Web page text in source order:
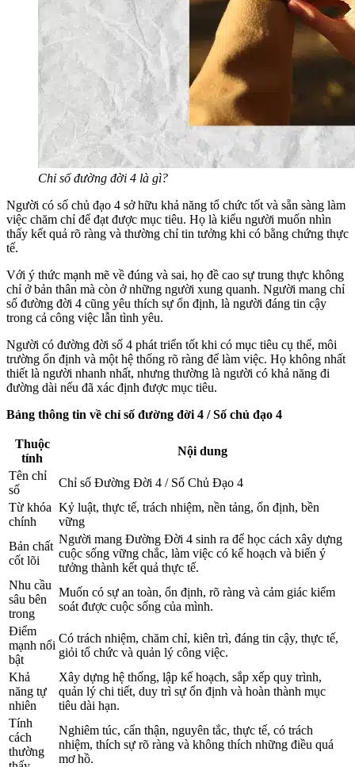
Chỉ số đường đời 4 là gì?
Người có số chủ đạo 4 sở hữu khả năng tổ chức tốt và sẵn sàng làm
việc chăm chỉ để đạt được mục tiêu. Họ là kiểu người muốn nhìn
thấy kết quả rõ ràng và thường chỉ tin tưởng khi có bằng chứng thực
tế.
Với ý thức mạnh mẽ về đúng và sai, họ đề cao sự trung thực không
chỉ ở bản thân mà còn ở những người xung quanh. Người mang chỉ
số đường đời 4 cũng yêu thích sự ổn định, là người đáng tin cậy
trong cả công việc lẫn tình yêu.
Người có đường đời số 4 phát triển tốt khi có mục tiêu cụ thể, môi
trường ổn định và một hệ thống rõ ràng để làm việc. Họ không nhất
thiết là người nhanh nhất, nhưng thường là người có khả năng đi
đường dài nếu đã xác định được mục tiêu.
Bảng thông tin về chỉ số đường đời 4 / Số chủ đạo 4
Thuộc
tính
Nội dung
Tên chỉ
số
Chỉ số Đường Đời 4 / Số Chủ Đạo 4
Từ khóa
chính
Kỷ luật, thực tế, trách nhiệm, nền tảng, ổn định, bền
vững
Bản chất
cốt lõi
Người mang Đường Đời 4 sinh ra để học cách xây dựng
cuộc sống vững chắc, làm việc có kế hoạch và biến ý
tưởng thành kết quả thực tế.
Nhu cầu
sâu bên
trong
Muốn có sự an toàn, ổn định, rõ ràng và cảm giác kiểm
soát được cuộc sống của mình.
Điểm
mạnh nổi
bật
Có trách nhiệm, chăm chỉ, kiên trì, đáng tin cậy, thực tế,
giỏi tổ chức và quản lý công việc.
Khả
năng tự
nhiên
Xây dựng hệ thống, lập kế hoạch, sắp xếp quy trình,
quản lý chi tiết, duy trì sự ổn định và hoàn thành mục
tiêu dài hạn.
Tính
cách
thường
Nghiêm túc, cẩn thận, nguyên tắc, thực tế, có trách
nhiệm, thích sự rõ ràng và không thích những điều quá
mơ hồ.